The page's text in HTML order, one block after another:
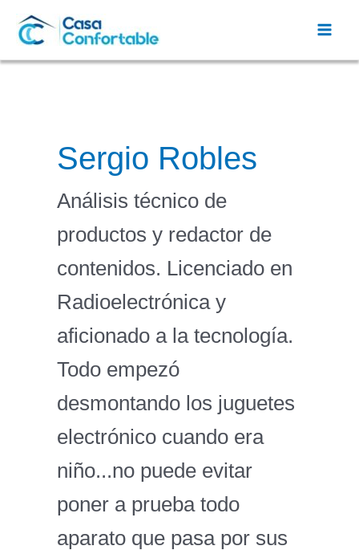
Sergio Robles
Análisis técnico de
productos y redactor de
contenidos. Licenciado en
Radioelectrónica y
aficionado a la tecnología.
Todo empezó
desmontando los juguetes
electrónico cuando era
niño...no puede evitar
poner a prueba todo
aparato que pasa por sus